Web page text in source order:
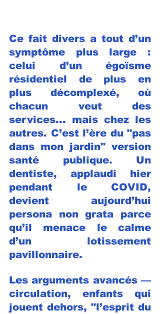
Ce fait divers a tout d’un
symptôme plus large :
celui d’un égoïsme
résidentiel de plus en
plus décomplexé, où
chacun veut des
services... mais chez les
autres. C’est l’ère du "pas
dans mon jardin" version
santé publique. Un
dentiste, applaudi hier
pendant le COVID,
devient aujourd’hui
persona non grata parce
qu’il menace le calme
d’un lotissement
pavillonnaire.
Les arguments avancés —
circulation, enfants qui
jouent dehors, "l’esprit du